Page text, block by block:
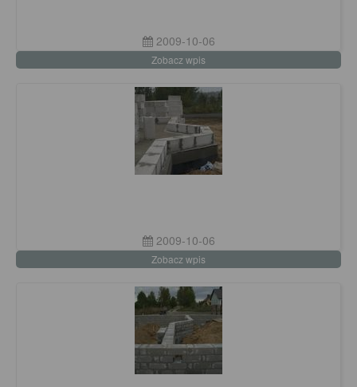
2009-10-06
Zobacz wpis
2009-10-06
Zobacz wpis